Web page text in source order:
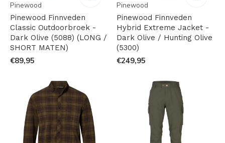
Pinewood
Pinewood Finnveden
Classic Outdoorbroek -
Dark Olive (5088) (LONG /
SHORT MATEN)
€89,95
Pinewood
Pinewood Finnveden
Hybrid Extreme Jacket -
Dark Olive / Hunting Olive
(5300)
€249,95